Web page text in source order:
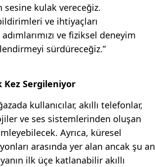
kulak vereceğiz.
ve ihtiyaçları
ve fiziksel deneyim
sürdüreceğiz.”
Kez Sergileniyor
kullanıcılar, akıllı telefonlar,
ve ses sistemlerinden oluşan
Ayrıca, küresel
arasında yer alan ancak şu an
ilk üçe katlanabilir akıllı